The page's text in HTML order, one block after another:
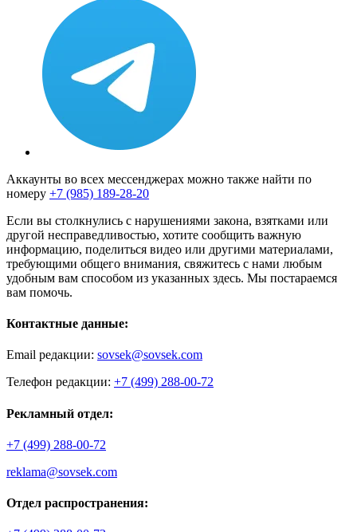
Аккаунты во всех мессенджерах можно также найти по
номеру +7 (985) 189-28-20
Если вы столкнулись с нарушениями закона, взятками или
другой несправедливостью, хотите сообщить важную
информацию, поделиться видео или другими материалами,
требующими общего внимания, свяжитесь с нами любым
удобным вам способом из указанных здесь. Мы постараемся
вам помочь.
Контактные данные:
Email редакции: sovsek@sovsek.com
Телефон редакции: +7 (499) 288-00-72
Рекламный отдел:
+7 (499) 288-00-72
reklama@sovsek.com
Отдел распространения: